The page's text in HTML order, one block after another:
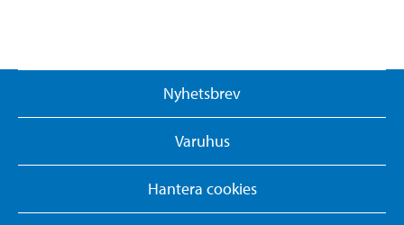
Nyhetsbrev
Varuhus
Hantera cookies